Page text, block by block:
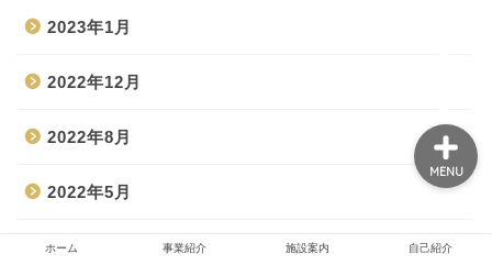
2023年1月
2022年12月
2022年8月
2022年5月
2022年3月
ホーム 事業紹介 施設案内 自己紹介
MENU